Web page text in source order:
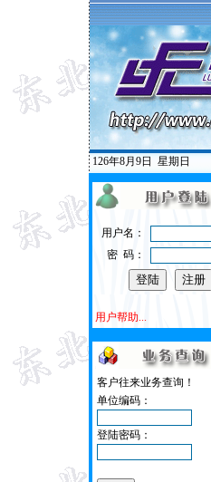
126年8月9日 星期日
用户名：
密 码：
用户帮助...
客户往来业务查询！
单位编码：
登陆密码：